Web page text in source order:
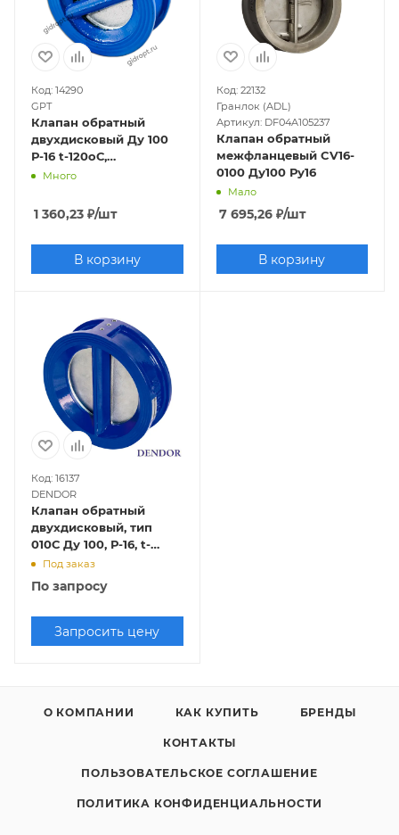
Код: 14290
GPT
Клапан обратный
двухдисковый Ду 100
Р-16 t-120оС,
межфланцевый
Много
1 360,23 ₽/шт
В корзину
Код: 22132
Гранлок (ADL)
Артикул: DF04A105237
Клапан обратный
межфланцевый CV16-
0100 Ду100 Ру16
Мало
7 695,26₽/шт
В корзину
Код: 16137
DENDOR
Клапан обратный
двухдисковый, тип
010С Ду 100, Р-16, t-
130оС, чугунные
межфланцевый
Под заказ
По запросу
Запросить цену
О КОМПАНИИ КАК КУПИТЬ БРЕНДЫ
КОНТАКТЫ
ПОЛЬЗОВАТЕЛЬСКОЕ СОГЛАШЕНИЕ
ПОЛИТИКА КОНФИДЕНЦИАЛЬНОСТИ